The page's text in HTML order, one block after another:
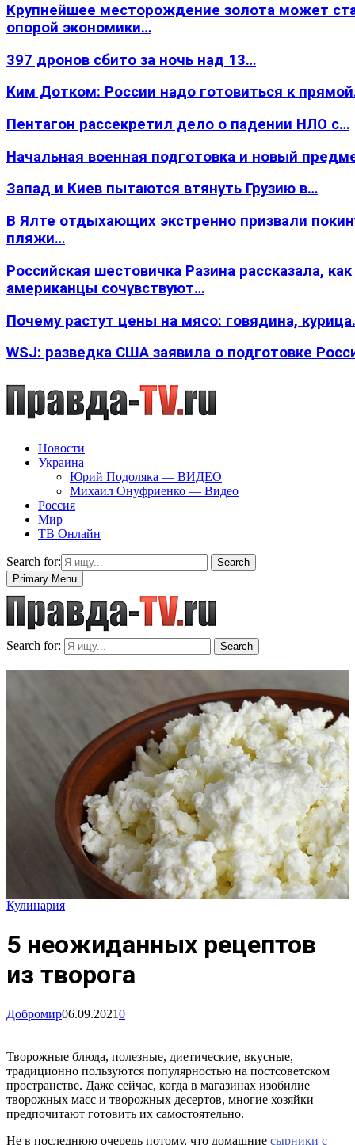
Крупнейшее месторождение золота может
опорой экономики…
397 дронов сбито за ночь над 13…
Ким Дотком: России надо готовиться к
Пентагон рассекретил дело о падении НЛО с…
Начальная военная подготовка и новый
Запад и Киев пытаются втянуть Грузию в…
В Ялте отдыхающих экстренно призвали
пляжи…
Российская шестовичка Разина рассказала, как
американцы сочувствуют…
Почему растут цены на мясо: говядина,
WSJ: разведка США заявила о подготовке
Новости
Украина
Юрий Подоляка — ВИДЕО
Михаил Онуфриенко — Видео
Россия
Мир
ТВ Онлайн
Search for:
Search
Primary Menu
Search for: Search
Кулинария
5 неожиданных рецептов
из творога
Добромир06.09.20210
Творожные блюда, полезные, диетические, вкусные,
традиционно пользуются популярностью на постсоветском
пространстве. Даже сейчас, когда в магазинах изобилие
творожных масс и творожных десертов, многие хозяйки
предпочитают готовить их самостоятельно.
Не в последнюю очередь потому, что домашние сырники с